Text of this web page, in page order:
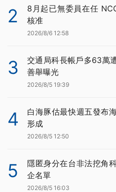
2
8月起已無委員在任
核准
2026/8/6 12:58
3
交通局科長帳戶多63萬
善舉曝光
2026/8/5 19:39
4
白海豚估最快週五發布
形成
2026/8/5 12:50
5
隱匿身分在台非法挖角
企名單
2026/8/5 16:03